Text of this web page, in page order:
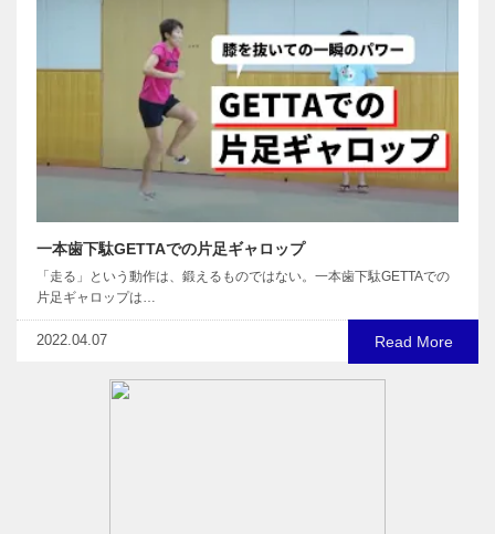
一本歯下駄GETTAでの片足ギャロップ
「走る」という動作は、鍛えるものではない。一本歯下駄GETTAでの
片足ギャロップは…
Read More
2022.04.07